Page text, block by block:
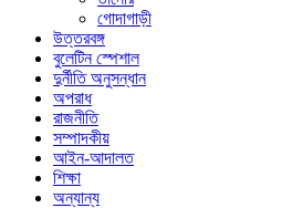
গোদাগাড়ী
উত্তরবঙ্গ
বুলেটিন স্পেশাল
দুর্নীতি অনুসন্ধান
অপরাধ
রাজনীতি
সম্পাদকীয়
আইন-আদালত
শিক্ষা
অন্যান্য